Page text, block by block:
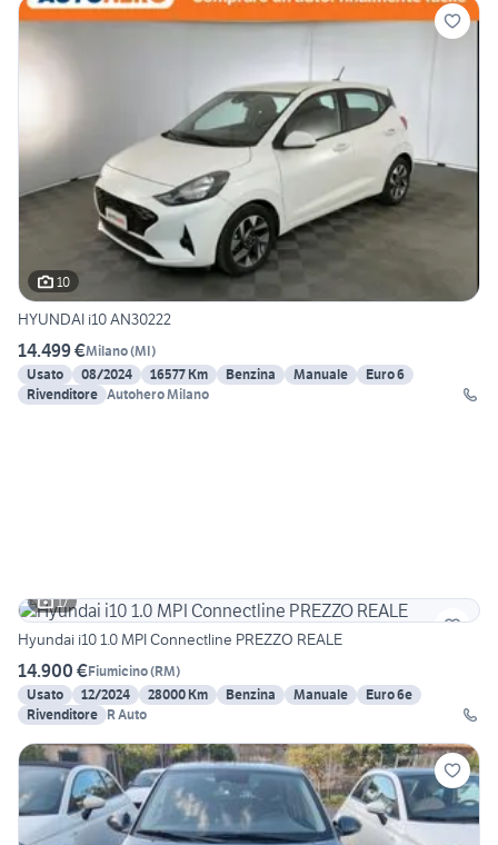
10
HYUNDAI i10 AN30222
14.499 €Milano(MI)
Usato
08/2024 16577 Km Benzina Manuale
Euro 6
Rivenditore Autohero Milano
17
Hyundai i10 1.0 MPI Connectline PREZZO REALE
14.900 €Fiumicino(RM)
Usato
12/2024 28000 Km Benzina Manuale
Euro 6e
Rivenditore R Auto